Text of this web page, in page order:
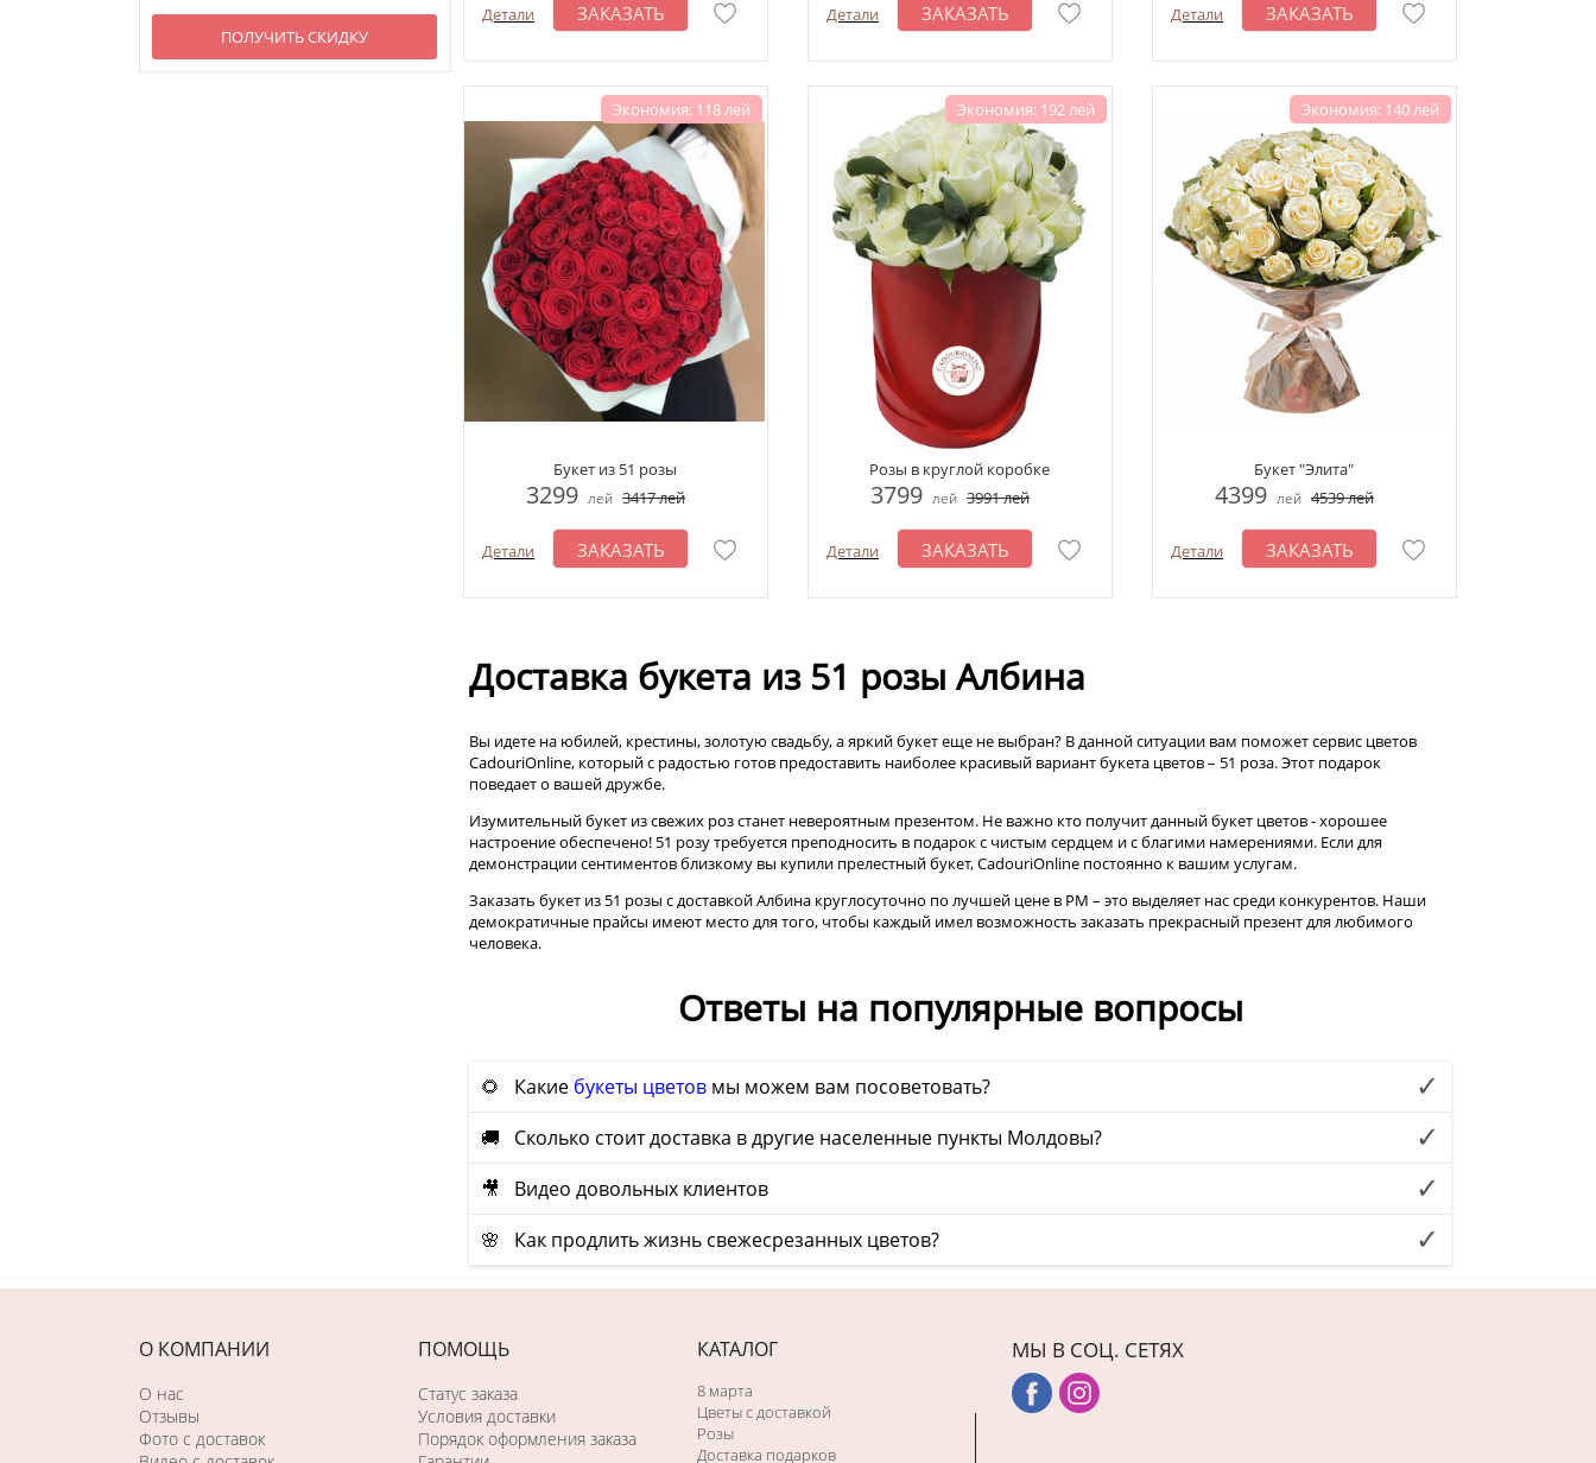
ПОЛУЧИТЬ СКИДКУ
Детали ЗАКАЗАТЬ Детали ЗАКАЗАТЬ Детали ЗАКАЗАТЬ
Экономия: 118 лей
Букет из 51 розы
3299 лей 3417лей
Детали ЗАКАЗАТЬ
Экономия: 192 лей
Розы в круглой коробке
3799 лей 3991лей
Детали ЗАКАЗАТЬ
Экономия: 140 лей
Букет "Элита"
4399 лей 4539лей
Детали ЗАКАЗАТЬ
Доставка букета из 51 розы Албина
Вы идете на юбилей, крестины, золотую свадьбу, а яркий букет еще не выбран? В данной ситуации вам поможет сервис цветов
CadouriOnline, который с радостью готов предоставить наиболее красивый вариант букета цветов – 51 роза. Этот подарок
поведает о вашей дружбе.
Изумительный букет из свежих роз станет невероятным презентом. Не важно кто получит данный букет цветов - хорошее
настроение обеспечено! 51 розу требуется преподносить в подарок с чистым сердцем и с благими намерениями. Если для
демонстрации сентиментов близкому вы купили прелестный букет, CadouriOnline постоянно к вашим услугам.
Заказать букет из 51 розы с доставкой Албина круглосуточно по лучшей цене в РМ – это выделяет нас среди конкурентов. Наши
демократичные прайсы имеют место для того, чтобы каждый имел возможность заказать прекрасный презент для любимого
человека.
Ответы на популярные вопросы
🌻 Какие букеты цветов мы можем вам посоветовать?
🚚 Сколько стоит доставка в другие населенные пункты Молдовы?
🎥 Видео довольных клиентов
🌸 Как продлить жизнь свежесрезанных цветов?
О КОМПАНИИ
О нас
Отзывы
Фото c доставок
ПОМОЩЬ
Статус заказа
Условия доставки
Порядок оформления заказа
КАТАЛОГ
8 марта
Цветы с доставкой
Розы
Доставка подарков
МЫ В СОЦ. СЕТЯХ